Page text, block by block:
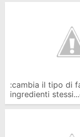
:cambia il tipo di
ingredienti